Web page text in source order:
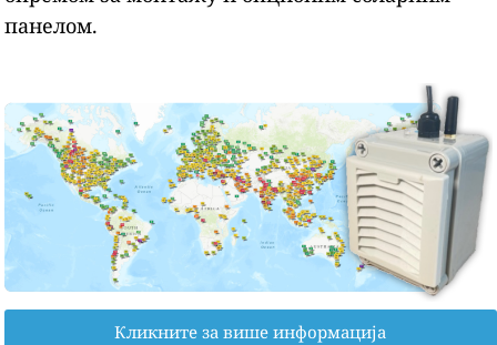
панелом.
Кликните за више информација